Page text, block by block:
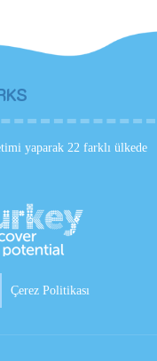
yaparak 22 farklı ülkede
Çerez Politikası